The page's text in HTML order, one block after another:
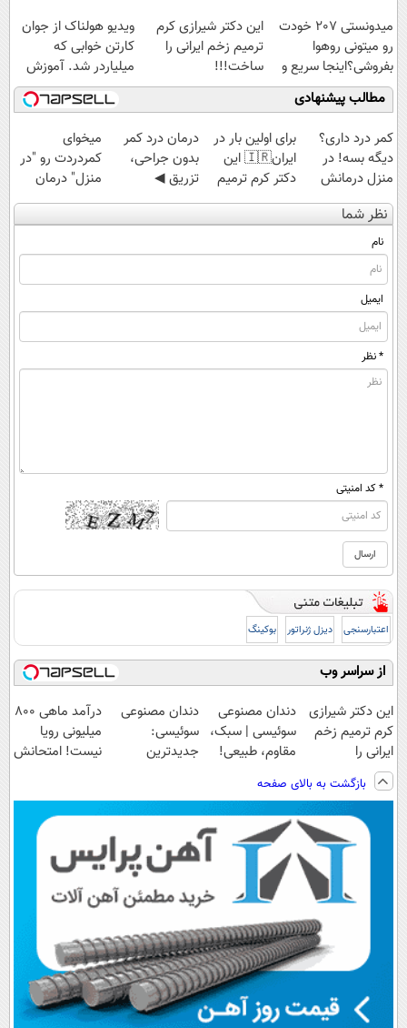
میدونستی 207 خودت
رو میتونی روهوا
بفروشی؟اینجا سریع و
راحت بفروش
این دکتر شیرازی کرم
ترمیم زخم ایرانی را
ساخت!!!
ویدیو هولناک از جوان
کارتن خوابی که
میلیاردر شد. آموزش
رایگان
مطالب پیشنهادی
کمر درد داری؟
دیگه بسه! در
منزل درمانش
کن
(◀پرسش‌نامه)
برای اولین بار در
ایران🇮🇷 این
دکتر کرم ترمیم
کننده 23 روزه
درمان درد کمر
بدون جراحی،
تزریق ◀
پرسش‌نامه رو پر
میخوای
کمردردت رو "در
منزل" درمان
کنی؟ (◂فیلم +
نظر شما
نام
ایمیل
* نظر
* کد امنیتی
اعتبارسنجی دیزل ژنراتور بوکینگ
از سراسر وب
این دکتر شیرازی
کرم ترمیم زخم
ایرانی را
ساخت!!!
دندان مصنوعی
سوئیسی | سبک،
مقاوم، طبیعی!
رایگان+پرداخت
اقساطی😍
دندان مصنوعی
سوئیسی:
جدیدترین
پرداخت قسطی
درآمد ماهی 800
میلیونی رویا
نیست! امتحانش
بازگشت به بالای صفحه